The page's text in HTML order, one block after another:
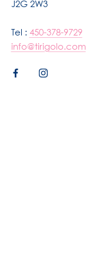
J2G 2W3
Tel : 450-378-9729
info@tirigolo.com